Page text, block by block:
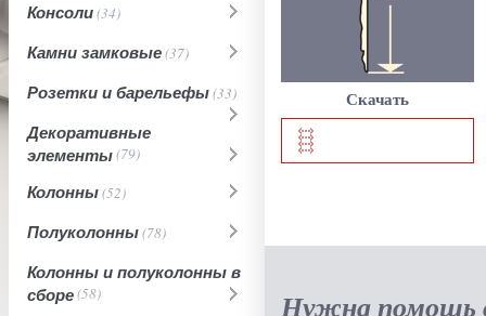
Консоли(34)
Камни замковые(37)
Розетки и барельефы(33)
Декоративные
элементы(79)
Колонны(52)
Полуколонны(78)
Колонны и полуколонны в
сборе(58)
Скачать
Нужна помощь